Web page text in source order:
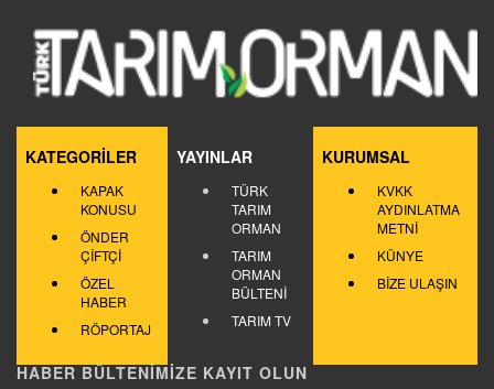
KATEGORİLER
KAPAK
KONUSU
ÖNDER
ÇİFTÇİ
ÖZEL
HABER
RÖPORTAJ
YAYINLAR
TÜRK
TARIM
ORMAN
TARIM
ORMAN
BÜLTENİ
TARIM TV
KURUMSAL
KVKK
AYDINLATMA
METNİ
KÜNYE
BİZE ULAŞIN
HABER BÜLTENİMİZE KAYIT OLUN